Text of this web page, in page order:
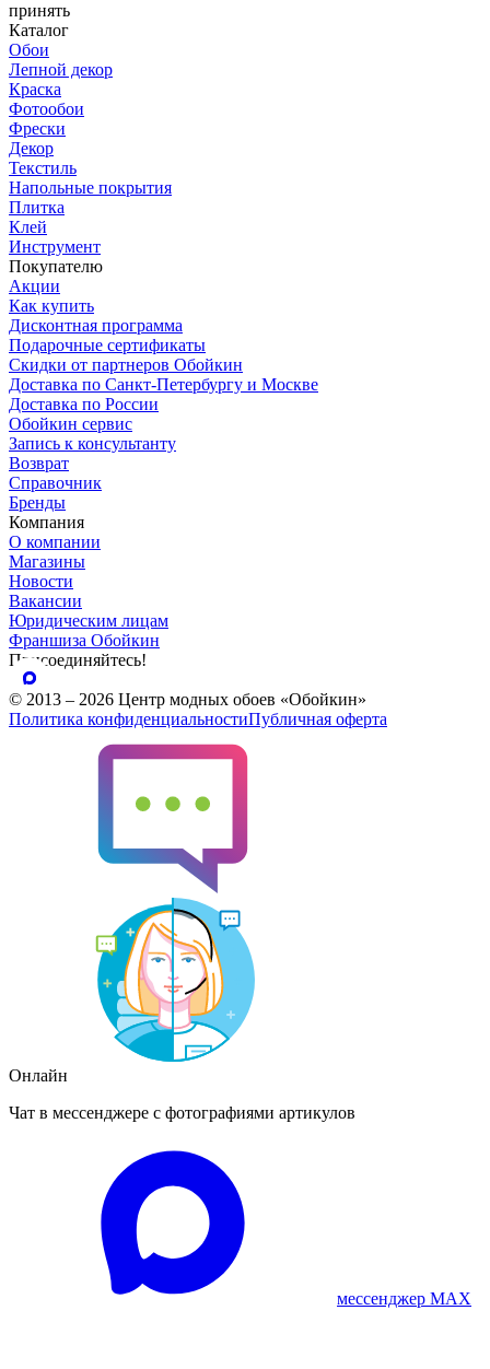
принять
Каталог
Обои
Лепной декор
Краска
Фотообои
Фрески
Декор
Текстиль
Напольные покрытия
Плитка
Клей
Инструмент
Покупателю
Акции
Как купить
Дисконтная программа
Подарочные сертификаты
Скидки от партнеров Обойкин
Доставка по Санкт-Петербургу и Москве
Доставка по России
Обойкин сервис
Запись к консультанту
Возврат
Справочник
Бренды
Компания
О компании
Магазины
Новости
Вакансии
Юридическим лицам
Франшиза Обойкин
Присоединяйтесь!
© 2013 – 2026 Центр модных обоев «Обойкин»
Политика конфиденциальностиПубличная оферта
Онлайн
Чат в мессенджере с фотографиями артикулов
мессенджер MAX